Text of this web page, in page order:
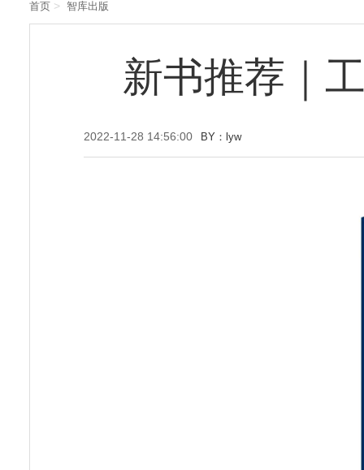
首页 > 智库出版
新书推荐｜
2022-11-28 14:56:00 BY：lyw